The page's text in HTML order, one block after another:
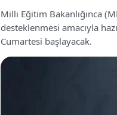
Milli Eğitim Bakanlığınca
desteklenmesi amacıyla
Cumartesi başlayacak.